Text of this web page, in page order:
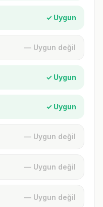
✓ Uygun
— Uygun değil
✓ Uygun
✓ Uygun
— Uygun değil
— Uygun değil
— Uygun değil